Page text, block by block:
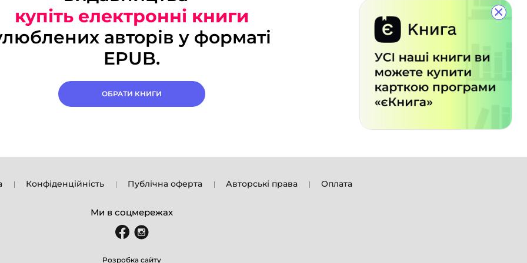
×
купіть електронні книги
авторів у форматі
EPUB.
ОБРАТИ КНИГИ
Конфіденційність Публічна оферта Авторські права Оплата
Ми в соцмережах
Розробка сайту